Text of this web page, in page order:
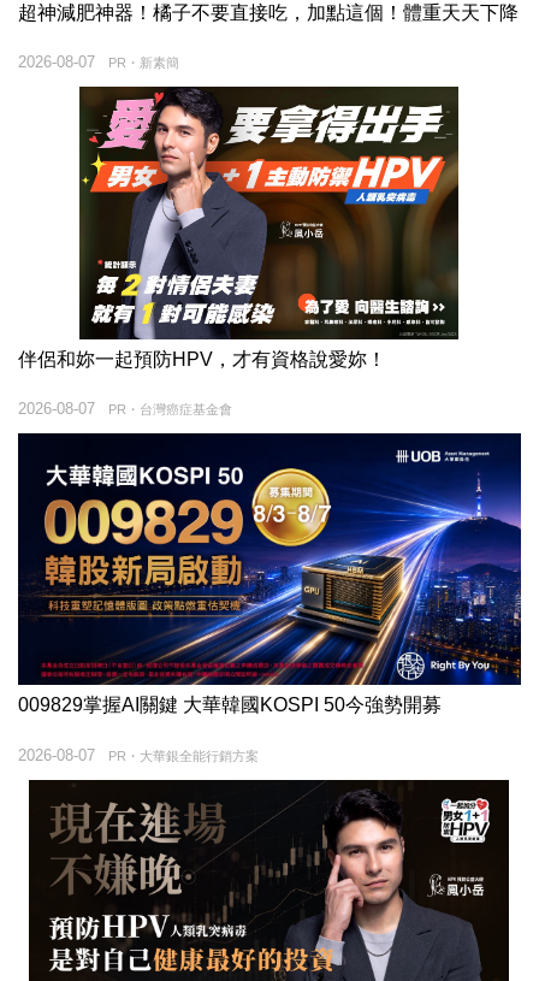
超神減肥神器！橘子不要直接吃，加點這個！體重天天下降
PR・新素簡
2026-08-07
伴侶和妳一起預防HPV，才有資格說愛妳！
PR・台灣癌症基金會
2026-08-07
009829掌握AI關鍵 大華韓國KOSPI 50今強勢開募
PR・大華銀全能行銷方案
2026-08-07